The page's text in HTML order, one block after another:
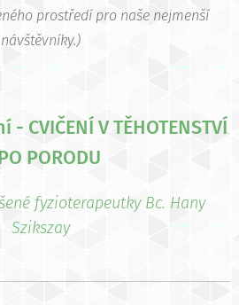
prostředí pro naše nejmenší
návštěvníky.)
CVIČENÍ V TĚHOTENSTVÍ
PORODU
fyzioterapeutky Bc. Hany
Szikszay